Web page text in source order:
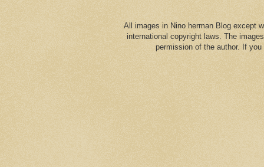
All images in Nino herman Blog except
international copyright laws. The
permission of the author. If